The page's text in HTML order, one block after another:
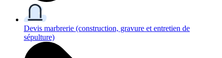
Devis marbrerie (construction, gravure et entretien de
sépulture)